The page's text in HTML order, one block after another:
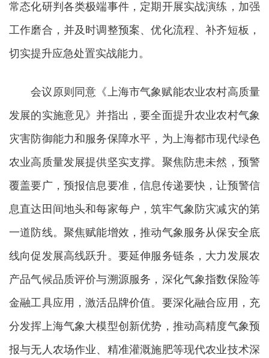
常态化研判各类极端事件，定期开展实战演练，加强
工作磨合，并及时调整预案、优化流程、补齐短板，
切实提升应急处置实战能力。
会议原则同意《上海市气象赋能农业农村高质量
发展的实施意见》并指出，要全面提升农业农村气象
灾害防御能力和服务保障水平，为上海都市现代绿色
农业高质量发展提供坚实支撑。聚焦防患未然，预警
覆盖要广，预报信息要准，信息传递要快，让预警信
息直达田间地头和每家每户，筑牢气象防灾减灾的第
一道防线。聚焦赋能增效，推动气象服务从保安全底
线向促发展高线跃升。要延伸服务链条，大力发展农
产品气候品质评价与溯源服务，深化气象指数保险等
金融工具应用，激活品牌价值。要深化融合应用，充
分发挥上海气象大模型创新优势，推动高精度气象预
报与无人农场作业、精准灌溉施肥等现代农业技术深